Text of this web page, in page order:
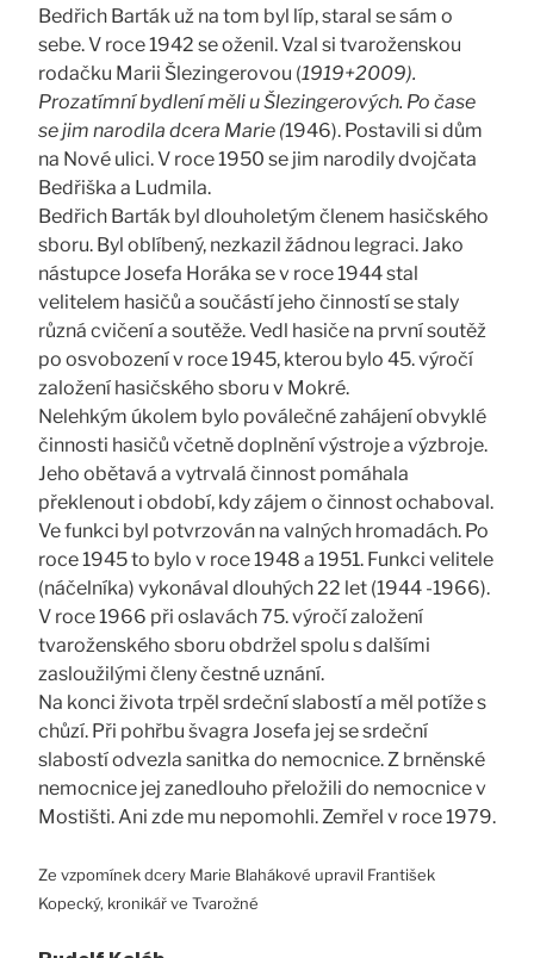
Bedřich Barták už na tom byl líp, staral se sám o
sebe. V roce 1942 se oženil. Vzal si tvaroženskou
rodačku Marii Šlezingerovou (1919+2009).
Prozatímní bydlení měli u Šlezingerových. Po čase
se jim narodila dcera Marie (1946). Postavili si dům
na Nové ulici. V roce 1950 se jim narodily dvojčata
Bedřiška a Ludmila.
Bedřich Barták byl dlouholetým členem hasičského
sboru. Byl oblíbený, nezkazil žádnou legraci. Jako
nástupce Josefa Horáka se v roce 1944 stal
velitelem hasičů a součástí jeho činností se staly
různá cvičení a soutěže. Vedl hasiče na první soutěž
po osvobození v roce 1945, kterou bylo 45. výročí
založení hasičského sboru v Mokré.
Nelehkým úkolem bylo poválečné zahájení obvyklé
činnosti hasičů včetně doplnění výstroje a výzbroje.
Jeho obětavá a vytrvalá činnost pomáhala
překlenout i období, kdy zájem o činnost ochaboval.
Ve funkci byl potvrzován na valných hromadách. Po
roce 1945 to bylo v roce 1948 a 1951. Funkci velitele
(náčelníka) vykonával dlouhých 22 let (1944 -1966).
V roce 1966 při oslavách 75. výročí založení
tvaroženského sboru obdržel spolu s dalšími
zasloužilými členy čestné uznání.
Na konci života trpěl srdeční slabostí a měl potíže s
chůzí. Při pohřbu švagra Josefa jej se srdeční
slabostí odvezla sanitka do nemocnice. Z brněnské
nemocnice jej zanedlouho přeložili do nemocnice v
Mostišti. Ani zde mu nepomohli. Zemřel v roce 1979.
Ze vzpomínek dcery Marie Blahákové upravil František
Kopecký, kronikář ve Tvarožné